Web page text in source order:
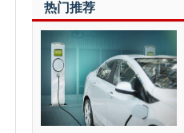
热门推荐